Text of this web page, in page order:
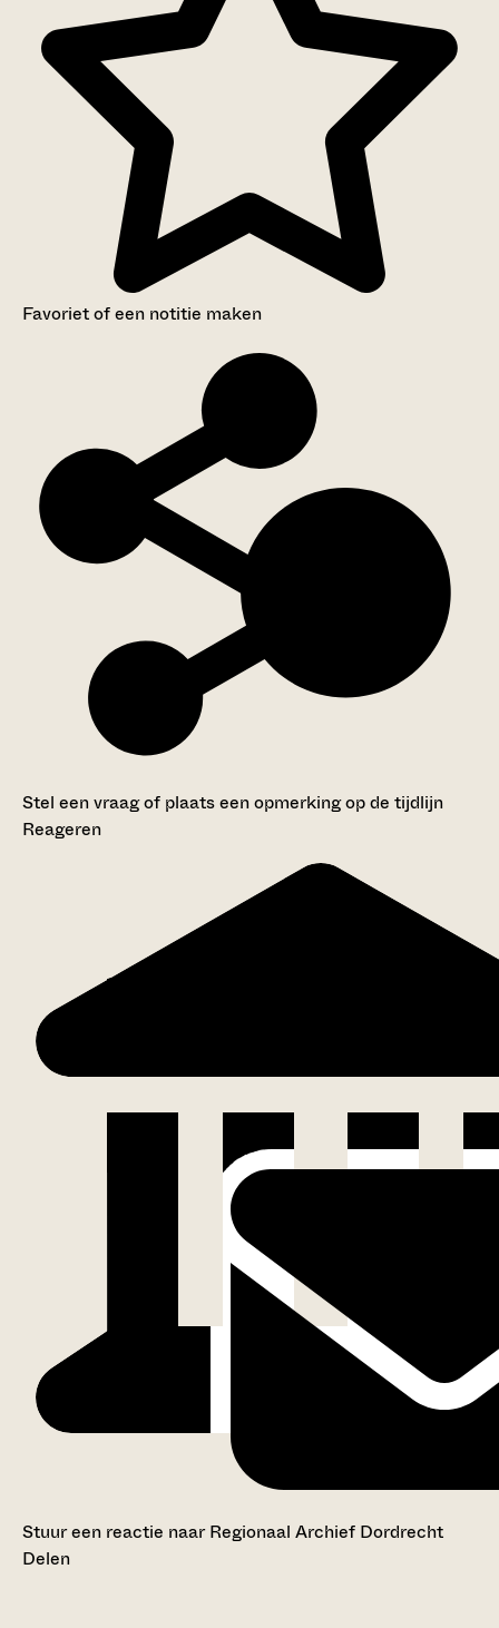
Favoriet of een notitie maken
Stel een vraag of plaats een opmerking op de tijdlijn
Reageren
Stuur een reactie naar Regionaal Archief Dordrecht
Delen